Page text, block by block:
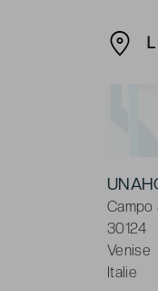
Campo
30124
Venise
Italie